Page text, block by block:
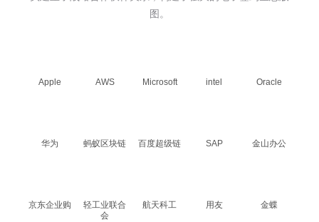
图。
Apple AWS Microsoft intel Oracle
华为 蚂蚁区块链 百度超级链 SAP 金山办公
京东企业购
轻工业联合
会
航天科工 用友 金蝶